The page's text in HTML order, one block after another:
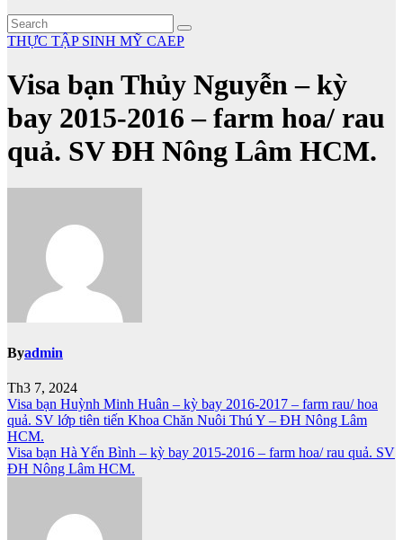
THỰC TẬP SINH MỸ CAEP
Visa bạn Thủy Nguyễn – kỳ
bay 2015-2016 – farm hoa/ rau
quả. SV ĐH Nông Lâm HCM.
Byadmin
Th3 7, 2024
Điều
hướng
bài
viết
Visa bạn Huỳnh Minh Huân – kỳ bay 2016-2017 – farm rau/ hoa
quả. SV lớp tiên tiến Khoa Chăn Nuôi Thú Y – ĐH Nông Lâm
HCM.
Visa bạn Hà Yến Bình – kỳ bay 2015-2016 – farm hoa/ rau quả. SV
ĐH Nông Lâm HCM.